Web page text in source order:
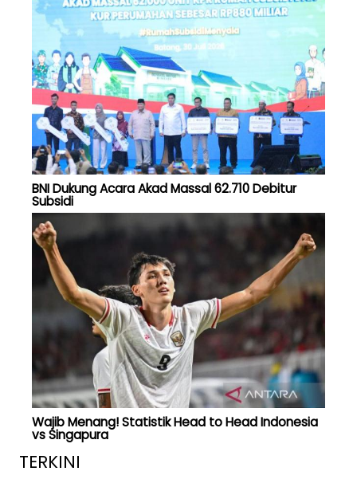
BNI Dukung Acara Akad Massal 62.710 Debitur
Subsidi
Wajib Menang! Statistik Head to Head Indonesia
vs Singapura
TERKINI